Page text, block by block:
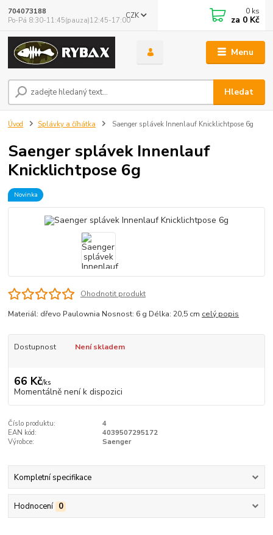
Menu
CZK
Hledat
704073188
Po-Pá 8:30-11:45(pauza)12:45-17:00
0 ks
za 0 Kč
Úvod Splávky a číhátka Saenger splávek Innenlauf Knicklichtpose 6g
Saenger splávek Innenlauf
Knicklichtpose 6g
Novinka
Ohodnotit produkt
Materiál: dřevo Paulownia Nosnost: 6 g Délka: 20,5 cm celý popis
Dostupnost Není skladem
66 Kč/ks
Momentálně není k dispozici
Číslo produktu:
4
EAN kód:
4039507295172
Výrobce:
Saenger
Kompletní specifikace
Hodnocení 0